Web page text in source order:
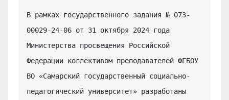
В рамках государственного задания № 073-
00029-24-06 от 31 октября 2024 года
Министерства просвещения Российской
Федерации коллективом преподавателей ФГБОУ
ВО «Самарский государственный социально-
педагогический университет» разработаны